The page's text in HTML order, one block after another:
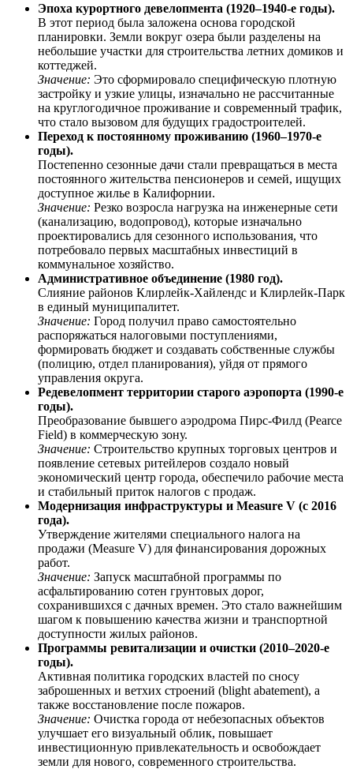
Эпоха курортного девелопмента (1920–1940-е годы).
В этот период была заложена основа городской
планировки. Земли вокруг озера были разделены на
небольшие участки для строительства летних домиков и
коттеджей.
Значение: Это сформировало специфическую плотную
застройку и узкие улицы, изначально не рассчитанные
на круглогодичное проживание и современный трафик,
что стало вызовом для будущих градостроителей.
Переход к постоянному проживанию (1960–1970-е
годы).
Постепенно сезонные дачи стали превращаться в места
постоянного жительства пенсионеров и семей, ищущих
доступное жилье в Калифорнии.
Значение: Резко возросла нагрузка на инженерные сети
(канализацию, водопровод), которые изначально
проектировались для сезонного использования, что
потребовало первых масштабных инвестиций в
коммунальное хозяйство.
Административное объединение (1980 год).
Слияние районов Клирлейк-Хайлендс и Клирлейк-Парк
в единый муниципалитет.
Значение: Город получил право самостоятельно
распоряжаться налоговыми поступлениями,
формировать бюджет и создавать собственные службы
(полицию, отдел планирования), уйдя от прямого
управления округа.
Редевелопмент территории старого аэропорта (1990-е
годы).
Преобразование бывшего аэродрома Пирс-Филд (Pearce
Field) в коммерческую зону.
Значение: Строительство крупных торговых центров и
появление сетевых ритейлеров создало новый
экономический центр города, обеспечило рабочие места
и стабильный приток налогов с продаж.
Модернизация инфраструктуры и Measure V (с 2016
года).
Утверждение жителями специального налога на
продажи (Measure V) для финансирования дорожных
работ.
Значение: Запуск масштабной программы по
асфальтированию сотен грунтовых дорог,
сохранившихся с дачных времен. Это стало важнейшим
шагом к повышению качества жизни и транспортной
доступности жилых районов.
Программы ревитализации и очистки (2010–2020-е
годы).
Активная политика городских властей по сносу
заброшенных и ветхих строений (blight abatement), а
также восстановление после пожаров.
Значение: Очистка города от небезопасных объектов
улучшает его визуальный облик, повышает
инвестиционную привлекательность и освобождает
земли для нового, современного строительства.